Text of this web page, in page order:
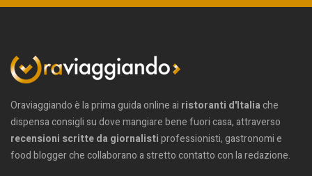
Oraviaggiando è la prima guida online ai ristoranti d'Italiache
dispensa consigli su dove mangiare bene fuori casa, attraverso
recensioni scritte da giornalistiprofessionisti, gastronomi e
food blogger che collaborano a stretto contatto con la redazione.